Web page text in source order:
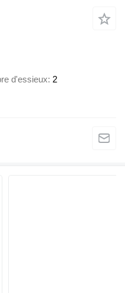
d'essieux 2